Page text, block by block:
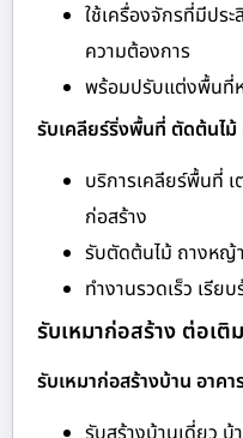
ใช้เครื่องจักรที่มีปร
ความต้องการ
พร้อมปรับแต่งพื้นที่
รับเคลียร์ริ่งพื้นที่ ตัดต้นไม้
บริการเคลียร์พื้นที่
ก่อสร้าง
รับตัดต้นไม้ ถางหญ้
ทำงานรวดเร็ว เรีย
รับเหมาก่อสร้าง ต่อเติ
รับเหมาก่อสร้างบ้าน อาคา